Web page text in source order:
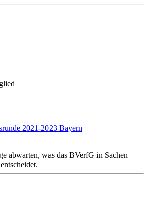
2021-2023 Bayern
abwarten, was das BVerfG in Sachen